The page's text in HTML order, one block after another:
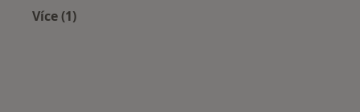
Více (1)